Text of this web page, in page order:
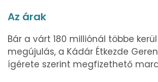
Az árak
Bár a várt 180 milliónál többe
megújulás, a Kádár Étkezde
ígérete szerint megfizethető